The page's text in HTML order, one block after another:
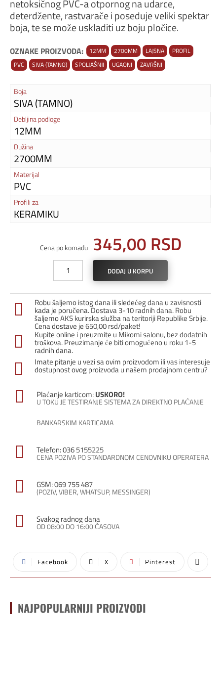
netoksičnog PVC-a otpornog na udarce,
deterdžente, rastvarače i poseduje veliki spektar
boja, te se može uskladiti uz boju pločice.
OZNAKE PROIZVODA: 12MM 2700MM LAJSNA
PROFIL
PVC
SIVA (TAMNO) SPOLJAŠNJI UGAONI ZAVRŠNI
Boja
SIVA (TAMNO)
Debljina podloge
12MM
Dužina
2700MM
Materijal
PVC
Profili za
KERAMIKU
Cena po komadu 345,00 RSD
profil
12
/
Tamno
siva
količina
DODAJ U KORPU
Robu šaljemo istog dana ili sledećeg dana u zavisnosti
kada je poručena. Dostava 3-10 radnih dana. Robu
šaljemo AKS kurirska služba na teritoriji Republike Srbije.
Cena dostave je 650,00 rsd/paket!
Kupite online i preuzmite u Mikomi salonu, bez dodatnih
troškova. Preuzimanje će biti omogućeno u roku 1-5
radnih dana.
Imate pitanje u vezi sa ovim proizvodom ili vas interesuje
dostupnost ovog proizvoda u našem prodajnom centru?
Plaćanje karticom:USKORO!
U TOKU JE TESTIRANJE SISTEMA ZA DIREKTNO PLAĆANJE
BANKARSKIM KARTICAMA
Telefon: 036 5155225
CENA POZIVA PO STANDARDNOM CENOVNIKU OPERATERA
GSM: 069 755 487
(POZIV, VIBER, WHATSUP, MESSINGER)
Svakog radnog dana
OD 08:00 DO 16:00 ČASOVA
Facebook X Pinterest
NAJPOPULARNIJI PROIZVODI